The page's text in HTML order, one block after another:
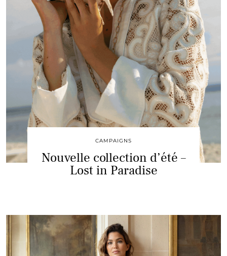
CAMPAIGNS
Nouvelle collection d’été –
Lost in Paradise